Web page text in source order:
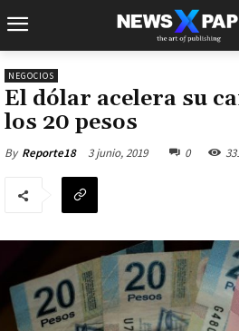
NEGOCIOS
El dólar acelera su
los 20 pesos
By Reporte18 3 junio, 2019 0